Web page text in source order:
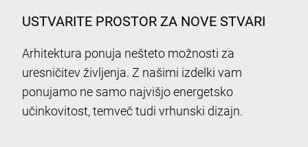
USTVARITE PROSTOR ZA NOVE STVARI
Arhitektura ponuja nešteto možnosti za
uresničitev življenja. Z našimi izdelki vam
ponujamo ne samo najvišjo energetsko
učinkovitost, temveč tudi vrhunski dizajn.